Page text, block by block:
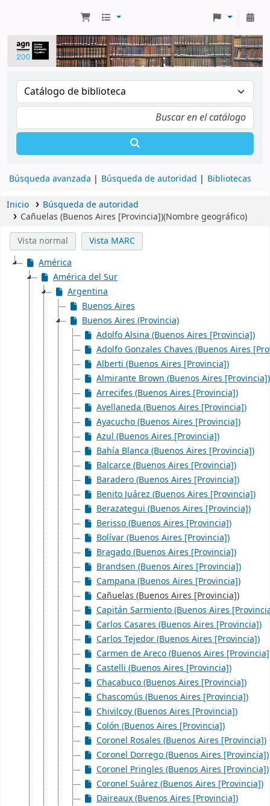
Búsqueda avanzada Búsqueda de autoridad Bibliotecas
Inicio
Búsqueda de autoridad
Cañuelas (Buenos Aires [Provincia])(Nombre geográfico)
Vista normal
Vista MARC
América
América del Sur
Argentina
Buenos Aires
Buenos Aires (Provincia)
Adolfo Alsina (Buenos Aires [Provincia])
Adolfo Gonzales Chaves (Buenos Aires
Alberti (Buenos Aires [Provincia])
Almirante Brown (Buenos Aires [Provincia])
Arrecifes (Buenos Aires [Provincia])
Avellaneda (Buenos Aires [Provincia])
Ayacucho (Buenos Aires [Provincia])
Azul (Buenos Aires [Provincia])
Bahía Blanca (Buenos Aires [Provincia])
Balcarce (Buenos Aires [Provincia])
Baradero (Buenos Aires [Provincia])
Benito Juárez (Buenos Aires [Provincia])
Berazategui (Buenos Aires [Provincia])
Berisso (Buenos Aires [Provincia])
Bolívar (Buenos Aires [Provincia])
Bragado (Buenos Aires [Provincia])
Brandsen (Buenos Aires [Provincia])
Campana (Buenos Aires [Provincia])
Cañuelas (Buenos Aires [Provincia])
Capitán Sarmiento (Buenos Aires
Carlos Casares (Buenos Aires [Provincia])
Carlos Tejedor (Buenos Aires [Provincia])
Carmen de Areco (Buenos Aires
Castelli (Buenos Aires [Provincia])
Chacabuco (Buenos Aires [Provincia])
Chascomús (Buenos Aires [Provincia])
Chivilcoy (Buenos Aires [Provincia])
Colón (Buenos Aires [Provincia])
Coronel Rosales (Buenos Aires [Provincia])
Coronel Dorrego (Buenos Aires [Provincia])
Coronel Pringles (Buenos Aires [Provincia])
Coronel Suárez (Buenos Aires [Provincia])
Daireaux (Buenos Aires [Provincia])